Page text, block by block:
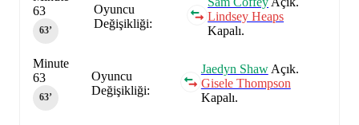
Oyuncu
Değişikliği:
Lindsey Heaps
Kapalı.
63
63‎’‎
Oyuncu
Değişikliği:
Jaedyn ShawAçık.
Gisele Thompson
Kapalı.
Minute
63
63‎’‎